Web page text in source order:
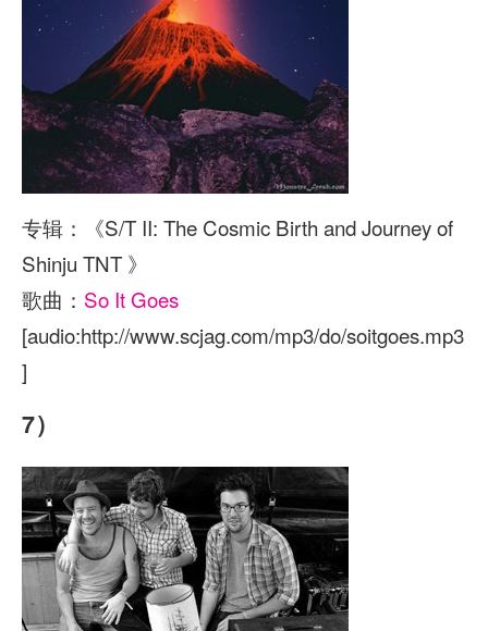
专辑：《S/T II: The Cosmic Birth and Journey of
Shinju TNT 》
歌曲： So It Goes
[audio:http://www.scjag.com/mp3/do/soitgoes.mp3
]
7）